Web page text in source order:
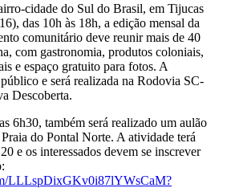
cidade do Sul do Brasil, em Tijucas
das 10h às 18h, a edição mensal da
comunitário deve reunir mais de 40
com gastronomia, produtos coloniais,
e espaço gratuito para fotos. A
e será realizada na Rodovia SC-
Descoberta.
6h30, também será realizado um aulão
do Pontal Norte. A atividade terá
e os interessados devem se inscrever
LLLspDixGKv0i87lYWsCaM?